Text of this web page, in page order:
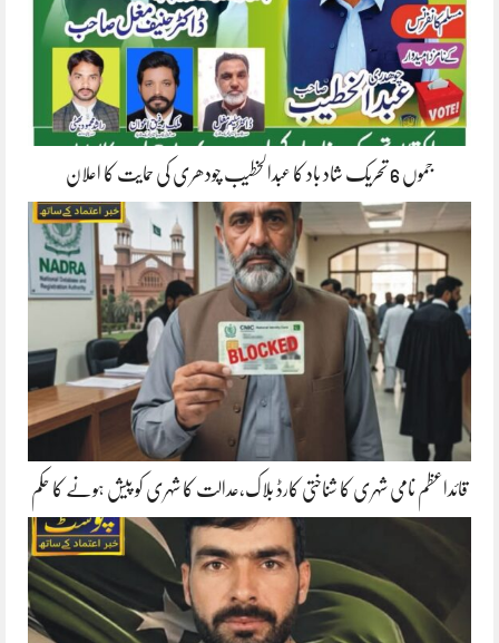
جموں 6 تحریک شاد باد کا عبدالخطیب چودھری کی حمایت کا اعلان
قائداعظم نامی شہری کا شناختی کارڈ بلاک،عدالت کا شہری کو پیش ہونے کا حکم